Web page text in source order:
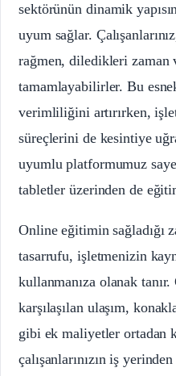
sektörünün dinamik
uyum sağlar.
rağmen, diledikleri zaman
tamamlayabilirler. Bu
verimliliğini artırırken,
süreçlerini de kesintiye
uyumlu platformumuz
tabletler üzerinden de
Online eğitimin sağladığı
tasarrufu, işletmenizin
kullanmanıza olanak
karşılaşılan ulaşım,
gibi ek maliyetler ortadan
çalışanlarınızın iş